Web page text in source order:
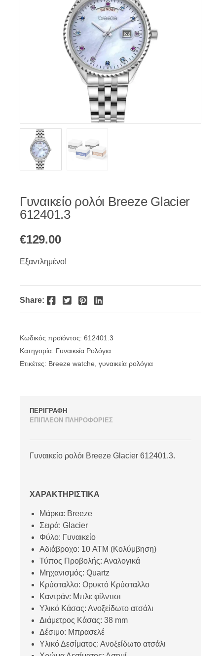
Γυναικείο ρολόι Breeze Glacier
612401.3
€129.00
Εξαντλημένο!
Share: Facebook Twitter Pinterest LinkedIn
Κωδικός προϊόντος: 612401.3
Κατηγορία: Γυναικεία Ρολόγια
Ετικέτες: Breeze watche γυναικεία ρολόγια
ΠΕΡΙΓΡΑΦΗ
ΕΠΙΠΛΕΟΝ ΠΛΗΡΟΦΟΡΙΕΣ
Γυναικείο ρολόι Breeze Glacier 612401.3.
ΧΑΡΑΚΤΗΡΙΣΤΙΚΑ
Μάρκα: Breeze
Σειρά: Glacier
Φύλο: Γυναικείο
Αδιάβροχο: 10 ATM (Κολύμβηση)
Τύπος Προβολής: Αναλογικά
Μηχανισμός: Quartz
Κρύσταλλο: Ορυκτό Κρύσταλλο
Καντράν: Μπλε φίλντισι
Υλικό Κάσας: Ανοξείδωτο ατσάλι
Διάμετρος Κάσας: 38 mm
Δέσιμο: Μπρασελέ
Υλικό Δεσίματος: Ανοξείδωτο ατσάλι